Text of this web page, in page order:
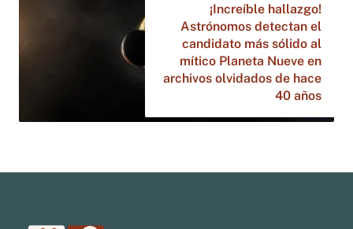
¡Increíble hallazgo!
Astrónomos detectan el
candidato más sólido al
mítico Planeta Nueve en
archivos olvidados de hace
40 años